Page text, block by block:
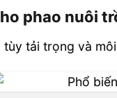
phao nuôi
tùy tải trọng và